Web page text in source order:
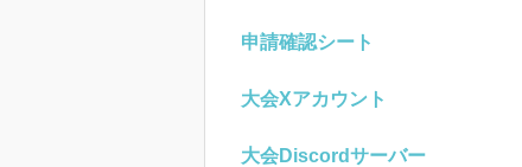
申請確認シート
大会Xアカウント
大会Discordサーバー